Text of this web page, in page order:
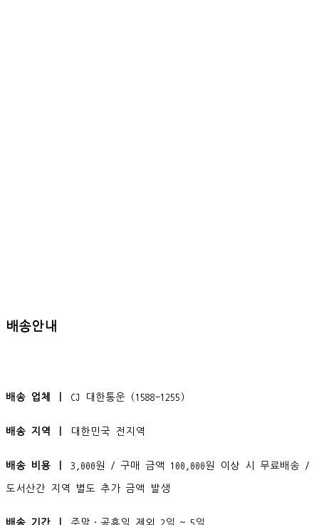
배송안내
배송 업체 ㅣ CJ 대한통운 (1588-1255)
배송 지역 ㅣ 대한민국 전지역
배송 비용 ㅣ 3,000원 / 구매 금액 100,000원 이상 시 무료배송 /
도서산간 지역 별도 추가 금액 발생
배송 기간 ㅣ 주말·공휴일 제외 2일 ~ 5일